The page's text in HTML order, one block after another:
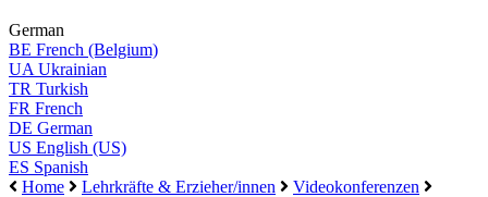
German
BE French (Belgium)
UA Ukrainian
TR Turkish
FR French
DE German
US English (US)
ES Spanish
Home
Lehrkräfte & Erzieher/innen Videokonferenzen